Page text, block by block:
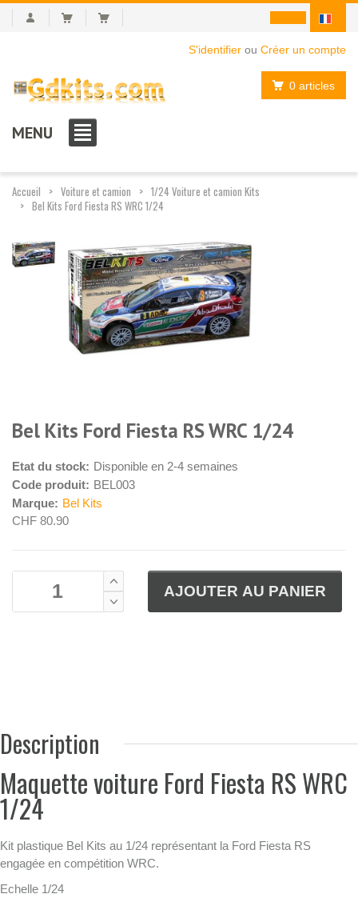
S'identifier ou Créer un compte
0 articles
MENU
Accueil Voiture et camion
1/24 Voiture et camion Kits
Bel Kits Ford Fiesta RS WRC 1/24
Bel Kits Ford Fiesta RS WRC 1/24
Etat du stock: Disponible en 2-4 semaines
Code produit: BEL003
Marque: Bel Kits
CHF 80.90
Description
Maquette voiture Ford Fiesta RS WRC
1/24
Kit plastique Bel Kits au 1/24 représentant la Ford Fiesta RS
engagée en compétition WRC.
Echelle 1/24